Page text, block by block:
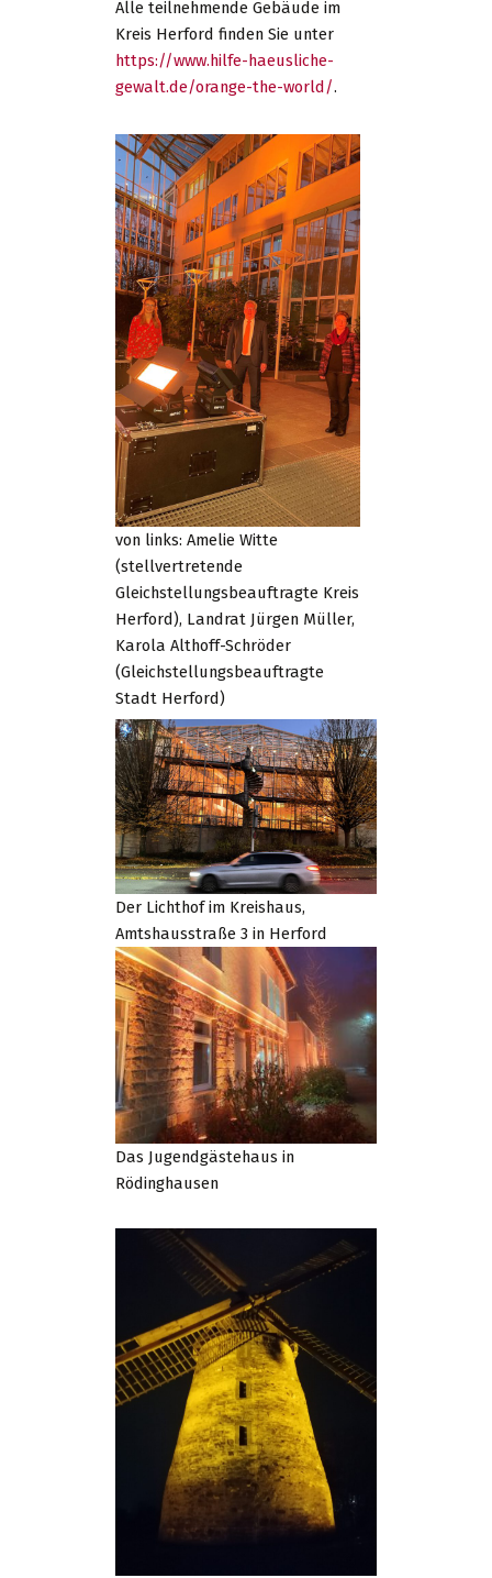
Alle teilnehmende Gebäude im
Kreis Herford finden Sie unter
https://www.hilfe-haeusliche-
gewalt.de/orange-the-world/.
von links: Amelie Witte
(stellvertretende
Gleichstellungsbeauftragte Kreis
Herford), Landrat Jürgen Müller,
Karola Althoff-Schröder
(Gleichstellungsbeauftragte
Stadt Herford)
Der Lichthof im Kreishaus,
Amtshausstraße 3 in Herford
Das Jugendgästehaus in
Rödinghausen